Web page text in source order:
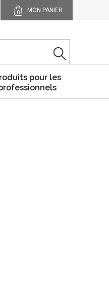
0 MON PANIER
pour les